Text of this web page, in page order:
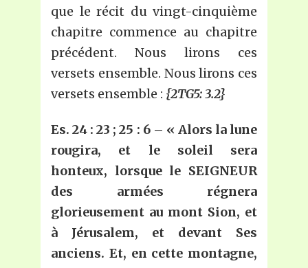
que le récit du vingt-cinquième
chapitre commence au chapitre
précédent. Nous lirons ces
versets ensemble. Nous lirons ces
versets ensemble : {2TG5: 3.2}
Es.24 : 23 ; 25 : 6 – « Alors la lune
rougira, et le soleil sera
honteux, lorsque le SEIGNEUR
des armées régnera
glorieusement au mont Sion, et
à Jérusalem, et devant Ses
anciens. Et, en cette montagne,